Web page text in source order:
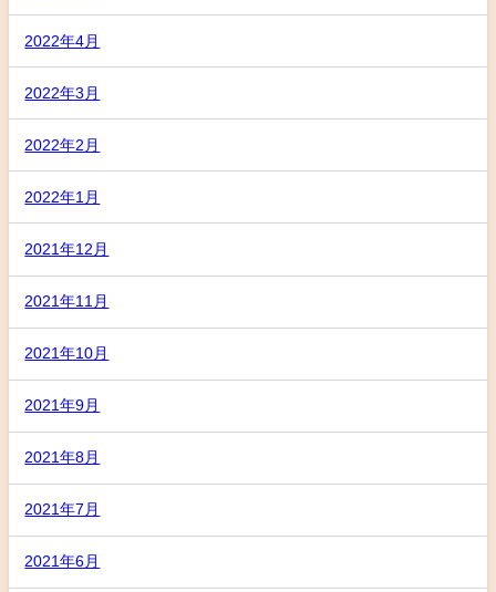
2022年4月
2022年3月
2022年2月
2022年1月
2021年12月
2021年11月
2021年10月
2021年9月
2021年8月
2021年7月
2021年6月